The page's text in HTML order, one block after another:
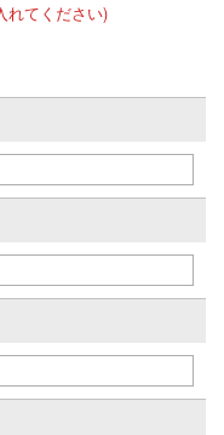
れてください)